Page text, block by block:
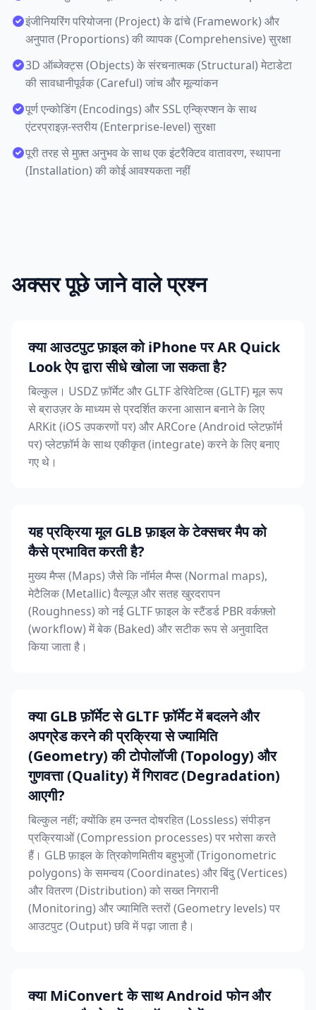
इंजीनियरिंग परियोजना (Project) के ढांचे (Framework) और
अनुपात (Proportions) की व्यापक (Comprehensive) सुरक्षा
3D ऑब्जेक्ट्स (Objects) के संरचनात्मक (Structural) मेटाडेटा
की सावधानीपूर्वक (Careful) जांच और मूल्यांकन
पूर्ण एन्कोडिंग (Encodings) और SSL एन्क्रिप्शन के साथ
एंटरप्राइज़-स्तरीय (Enterprise-level) सुरक्षा
पूरी तरह से मुफ़्त अनुभव के साथ एक इंटरैक्टिव वातावरण, स्थापना
(Installation) की कोई आवश्यकता नहीं
अक्सर पूछे जाने वाले प्रश्न
क्या आउटपुट फ़ाइल को iPhone पर AR Quick
Look ऐप द्वारा सीधे खोला जा सकता है?
बिल्कुल। USDZ फ़ॉर्मेट और GLTF डेरिवेटिव्स (GLTF) मूल रूप
से ब्राउज़र के माध्यम से प्रदर्शित करना आसान बनाने के लिए
ARKit (iOS उपकरणों पर) और ARCore (Android प्लेटफ़ॉर्म
पर) प्लेटफ़ॉर्म के साथ एकीकृत (integrate) करने के लिए बनाए
गए थे।
यह प्रक्रिया मूल GLB फ़ाइल के टेक्सचर मैप को
कैसे प्रभावित करती है?
मुख्य मैप्स (Maps) जैसे कि नॉर्मल मैप्स (Normal maps),
मेटैलिक (Metallic) वैल्यूज़ और सतह खुरदरापन
(Roughness) को नई GLTF फ़ाइल के स्टैंडर्ड PBR वर्कफ़्लो
(workflow) में बेक (Baked) और सटीक रूप से अनुवादित
किया जाता है।
क्या GLB फ़ॉर्मेट से GLTF फ़ॉर्मेट में बदलने और
अपग्रेड करने की प्रक्रिया से ज्यामिति
(Geometry) की टोपोलॉजी (Topology) और
गुणवत्ता (Quality) में गिरावट (Degradation)
आएगी?
बिल्कुल नहीं; क्योंकि हम उन्नत दोषरहित (Lossless) संपीड़न
प्रक्रियाओं (Compression processes) पर भरोसा करते
हैं। GLB फ़ाइल के त्रिकोणमितीय बहुभुजों (Trigonometric
polygons) के समन्वय (Coordinates) और बिंदु (Vertices)
और वितरण (Distribution) को सख्त निगरानी
(Monitoring) और ज्यामिति स्तरों (Geometry levels) पर
आउटपुट (Output) छवि में पढ़ा जाता है।
क्या MiConvert के साथ Android फोन और